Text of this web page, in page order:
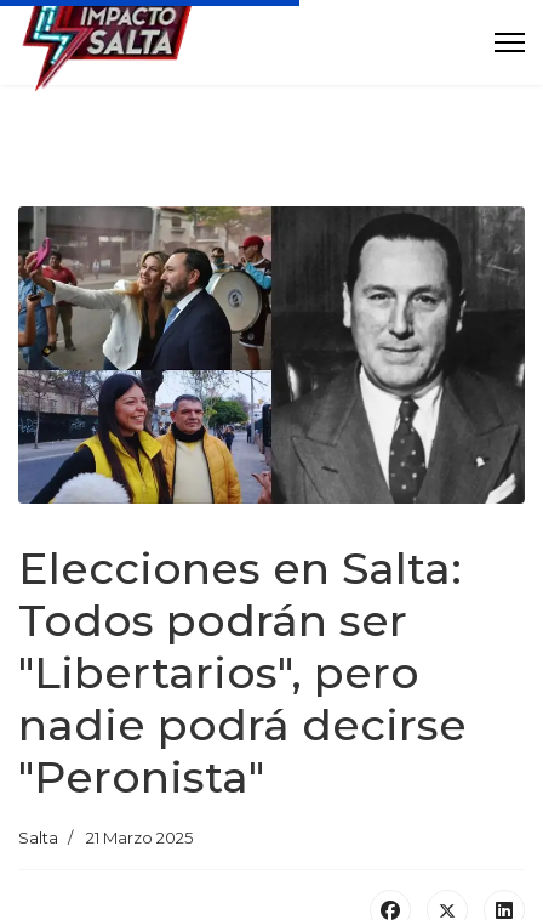
Elecciones en Salta:
Todos podrán ser
"Libertarios", pero
nadie podrá decirse
"Peronista"
Salta 21 Marzo 2025